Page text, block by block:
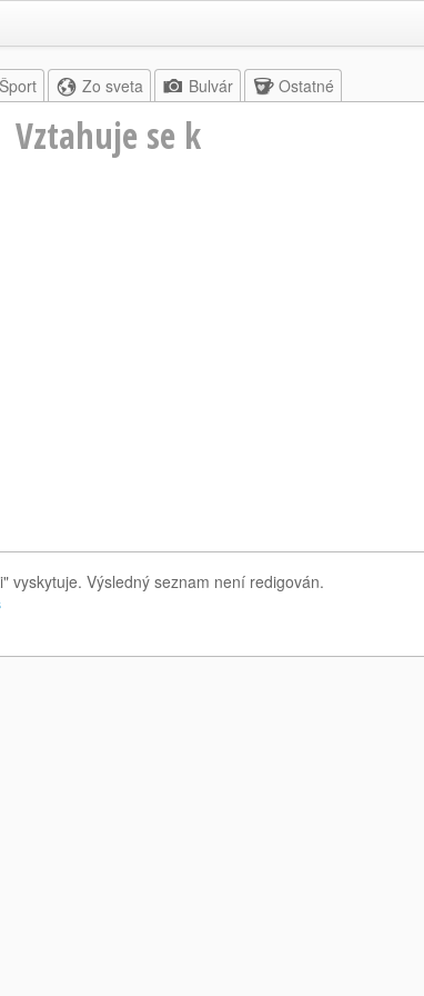
Šport Zo sveta Bulvár Ostatné
Vztahuje se k
vyskytuje. Výsledný seznam není redigován.